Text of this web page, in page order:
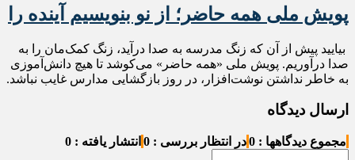
پویش ملی همه حاضر؛ از نو بنویسیم آینده را
بیایید پیش از آن که زنگ مدرسه به صدا درآید، زنگ کمک‌مان را به
صدا درآوریم. پویش ملی «همه حاضر» می‌کوشد تا هیچ دانش‌آموزی
به خاطر نداشتن نوشت‌افزار، در روز بازگشایی مدارس غایب نباشد.
ارسال دیدگاه
مجموع دیدگاهها : 0 در انتظار بررسی : 0 انتشار یافته : 0